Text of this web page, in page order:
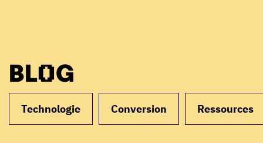
BLOG
Technologie Conversion Ressources